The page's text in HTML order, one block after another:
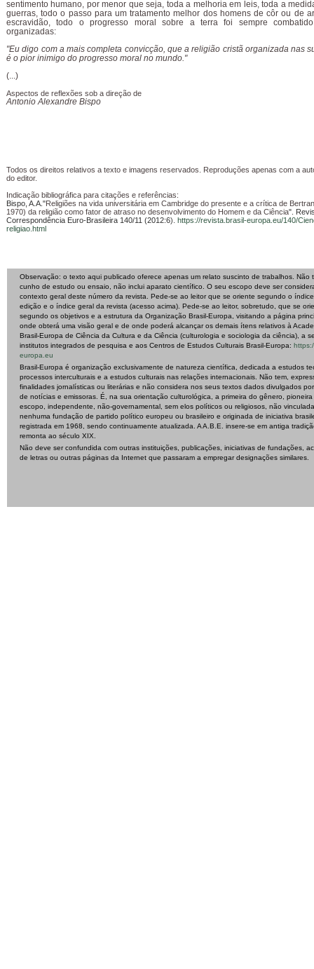
sentimento humano, por menor que seja, toda a melhoria em leis, toda a
guerras, todo o passo para um tratamento melhor dos homens de côr ou de
escravidão, todo o progresso moral sobre a terra foi sempre
organizadas:
"Eu digo com a mais completa convicção, que a religião cristã organizada nas
é o pior inimigo do progresso moral no mundo."
(...)
Aspectos de reflexões sob a direção de
Antonio Alexandre Bispo
Todos os direitos relativos a texto e imagens reservados. Reproduções apenas com a
do editor.
Indicação bibliográfica para citações e referências:
Bispo, A.A."Religiões na vida universitária em Cambridge do presente e a crítica de
1970) da religião como fator de atraso no desenvolvimento do Homem e da Ciência".
Correspondência Euro-Brasileira 140/11 (2012:6). https://revista.brasil-europa.eu/140/
religiao.html
Observação: o texto aqui publicado oferece apenas um relato suscinto de trabalhos. Não
cunho de estudo ou ensaio, não inclui aparato científico. O seu escopo deve ser
contexto geral deste número da revista. Pede-se ao leitor que se oriente segundo o
edição e o índice geral da revista (acesso acima). Pede-se ao leitor, sobretudo, que se
segundo os objetivos e a estrutura da Organização Brasil-Europa, visitando a página
onde obterá uma visão geral e de onde poderá alcançar os demais ítens relativos à
Brasil-Europa de Ciência da Cultura e da Ciência (culturologia e sociologia da ciência), a
institutos integrados de pesquisa e aos Centros de Estudos Culturais Brasil-Europa:
europa.eu
Brasil-Europa é organização exclusivamente de natureza científica, dedicada a estudos
processos interculturais e a estudos culturais nas relações internacionais. Não tem,
finalidades jornalísticas ou literárias e não considera nos seus textos dados divulgados
de notícias e emissoras. É, na sua orientação culturológica, a primeira do gênero,
escopo, independente, não-governamental, sem elos políticos ou religiosos, não
nenhuma fundação de partido político europeu ou brasileiro e originada de iniciativa
registrada em 1968, sendo continuamente atualizada. A A.B.E. insere-se em antiga
remonta ao século XIX.
Não deve ser confundida com outras instituições, publicações, iniciativas de fundações,
de letras ou outras páginas da Internet que passaram a empregar designações similares.